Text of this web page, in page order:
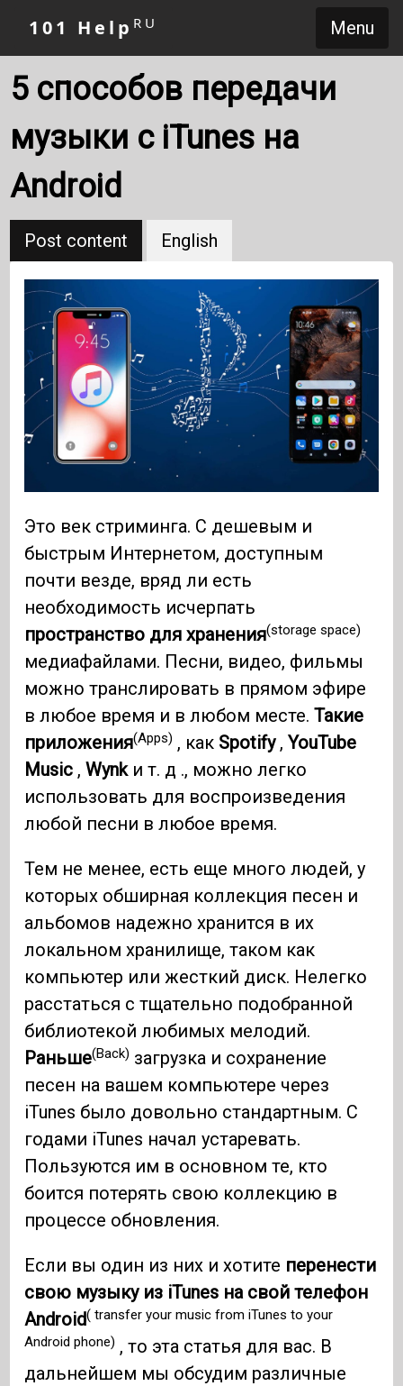
Menu
101 Help RU
5 способов передачи
музыки с iTunes на
Android
Post content English
Это век стриминга. С дешевым и
быстрым Интернетом, доступным
почти везде, вряд ли есть
необходимость исчерпать
пространство для хранения(storage space)
медиафайлами. Песни, видео, фильмы
можно транслировать в прямом эфире
в любое время и в любом месте.Такие
приложения(Apps) , как Spotify,YouTube
Music ,Wynkи т. д ., можно легко
использовать для воспроизведения
любой песни в любое время.
Тем не менее, есть еще много людей, у
которых обширная коллекция песен и
альбомов надежно хранится в их
локальном хранилище, таком как
компьютер или жесткий диск. Нелегко
расстаться с тщательно подобранной
библиотекой любимых мелодий.
Раньше(Back) загрузка и сохранение
песен на вашем компьютере через
iTunes было довольно стандартным. С
годами iTunes начал устаревать.
Пользуются им в основном те, кто
боится потерять свою коллекцию в
процессе обновления.
Если вы один из них и хотите перенести
свою музыку из iTunes на свой телефон
Android( transfer your music from iTunes to your
Android phone) , то эта статья для вас. В
дальнейшем мы обсудим различные